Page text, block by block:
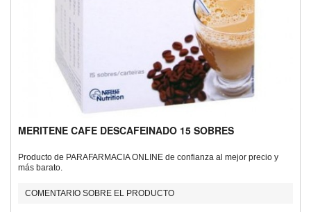
MERITENE CAFE DESCAFEINADO 15 SOBRES
Producto de PARAFARMACIA ONLINE de confianza al mejor precio y
más barato.
COMENTARIO SOBRE EL PRODUCTO